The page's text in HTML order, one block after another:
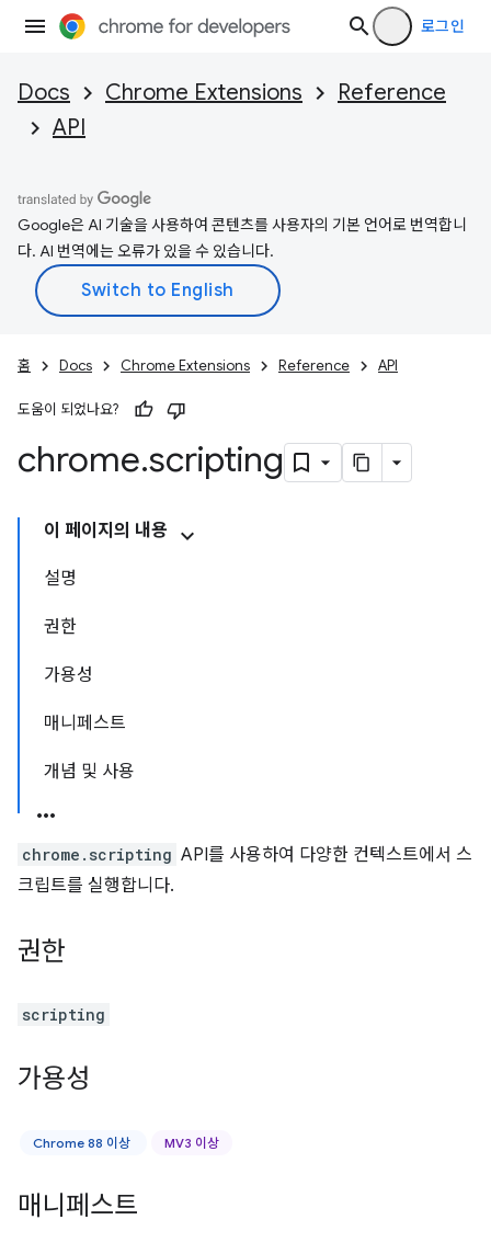
로그인
Docs Chrome Extensions
Reference
API
Google은 AI 기술을 사용하여 콘텐츠를 사용자의 기본 언어로 번역합니
다. AI 번역에는 오류가 있을 수 있습니다.
홈 Docs Chrome Extensions Reference API
도움이 되었나요?
chrome.scripting
이 페이지의 내용
설명
권한
가용성
매니페스트
개념 및 사용
chrome.scripting API를 사용하여 다양한 컨텍스트에서 스
크립트를 실행합니다.
권한
scripting
가용성
Chrome 88 이상 MV3 이상
매니페스트